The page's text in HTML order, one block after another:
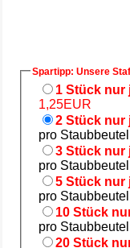
Spartipp: Unsere
1,25EUR
pro Staubbeutel
pro Staubbeutel
pro Staubbeutel
pro Staubbeutel